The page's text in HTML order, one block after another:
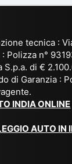
agenzia
tecnica :
: Polizza n°
S.p.a. di €
di Garanzia :
INDIA ONLINE
AUTO IN